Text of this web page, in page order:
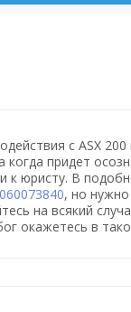
с ASX
придет
к юристу. В
, но
на всякий
окажетесь в